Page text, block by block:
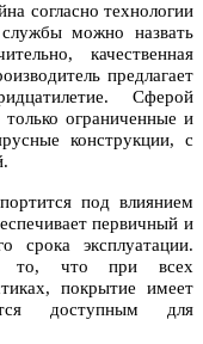
согласно технологии
можно назвать
качественная
предлагает
Сферой
ограниченные и
конструкции, с
под влиянием
первичный и
срока эксплуатации.
то, что при всех
покрытие имеет
доступным для